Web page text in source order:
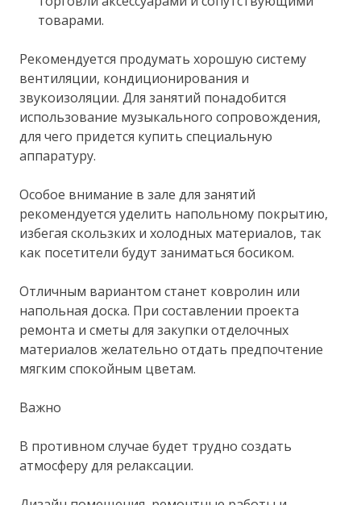
товарами.
Рекомендуется продумать хорошую систему
вентиляции, кондиционирования и
звукоизоляции. Для занятий понадобится
использование музыкального сопровождения,
для чего придется купить специальную
аппаратуру.
Особое внимание в зале для занятий
рекомендуется уделить напольному покрытию,
избегая скользких и холодных материалов, так
как посетители будут заниматься босиком.
Отличным вариантом станет ковролин или
напольная доска. При составлении проекта
ремонта и сметы для закупки отделочных
материалов желательно отдать предпочтение
мягким спокойным цветам.
Важно
В противном случае будет трудно создать
атмосферу для релаксации.